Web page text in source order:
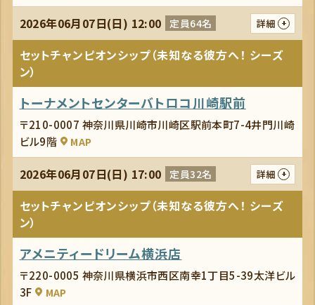
2026年06月07日(日) 12:00 定員64名 詳細
セットチャンピオンシップ（未知なる彼方へ！ シーズ
ン）
トーナメントセンターバトロコ川崎駅前
〒210-0007 神奈川県川崎市川崎区駅前本町7-4井門川崎
ビル9階
MAP
2026年06月07日(日) 17:00 定員32名 詳細
セットチャンピオンシップ（未知なる彼方へ！ シーズ
ン）
アメニティードリーム横浜店
〒220-0005 神奈川県横浜市西区南幸1丁目5-39太洋ビル
3F
MAP